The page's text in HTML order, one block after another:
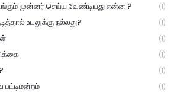
முன்னர் செய்ய வேண்டியது என்ன ? (1)
உடலுக்கு நல்லது? (1)
(1)
(1)
(1)
(1)